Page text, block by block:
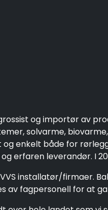
og importør av
solvarme,
enkelt både for
erfaren leverandør. I
installatør/firmaer.
fagpersonell for at